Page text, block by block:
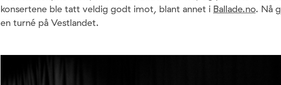
konsertene ble tatt veldig godt imot, blant annet i Ballade.no. Nå
en turné på Vestlandet.